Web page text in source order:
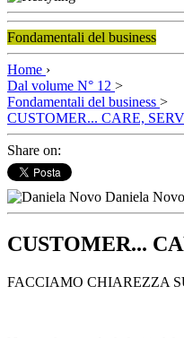
Fondamentali del business
Home ›
Dal volume N° 12 >
Fondamentali del business >
CUSTOMER... CARE,
Share on:
Daniela Novo
CUSTOMER...
FACCIAMO CHIAREZZA